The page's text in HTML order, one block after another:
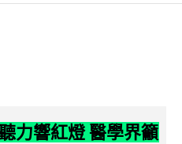
力響紅燈 醫學界籲